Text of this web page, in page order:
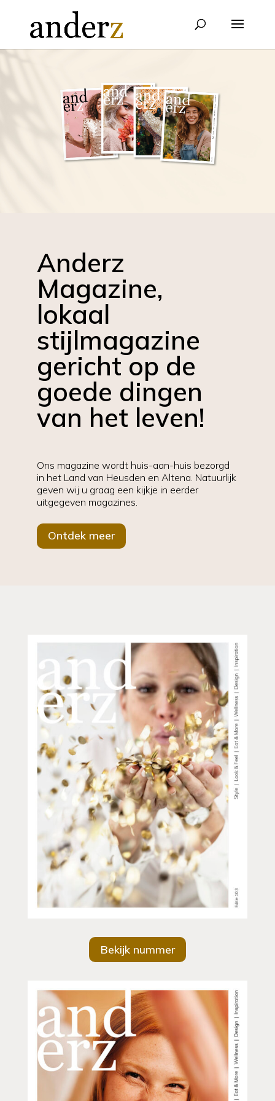
Anderz
Magazine,
lokaal
stijlmagazine
gericht op de
goede dingen
van het leven!
Ons magazine wordt huis-aan-huis bezorgd
in het Land van Heusden en Altena. Natuurlijk
geven wij u graag een kijkje in eerder
uitgegeven magazines.
Ontdek meer
Bekijk nummer